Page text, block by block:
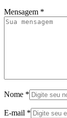
Mensagem *
Nome *
E-mail *